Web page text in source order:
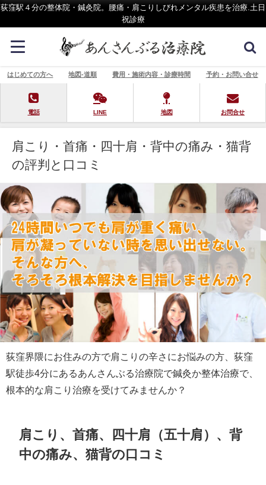
荻窪駅４分の整体院・鍼灸院。腰痛・肩こりしびれメンタル疾患を治療.土日
祝診療
はじめての方へ 地図-道順 費用・施術内容・診療時間 予約・お問い合せ
電話 LINE 地図 お問合せ
肩こり・首痛・四十肩・背中の痛み・猫背
の評判と口コミ
荻窪界隈にお住みの方で肩こりの辛さにお悩みの方、荻窪
駅徒歩4分にあるあんさんぶる治療院で鍼灸か整体治療で、
根本的な肩こり治療を受けてみませんか？
肩こり、首痛、四十肩（五十肩）、背
中の痛み、猫背の口コミ